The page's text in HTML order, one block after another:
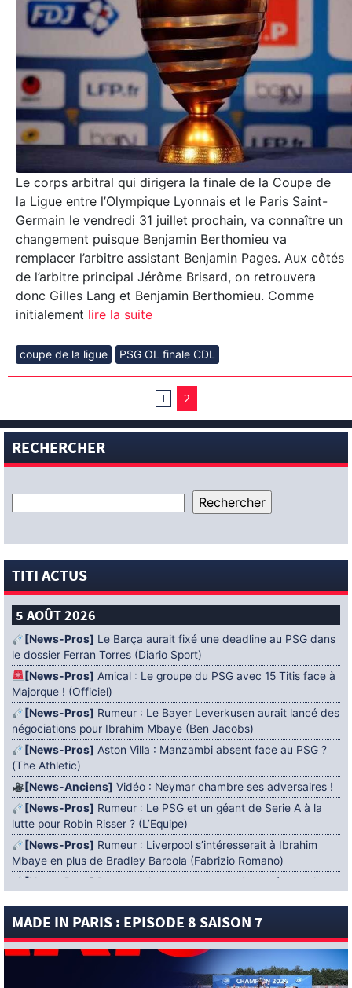
Le corps arbitral qui dirigera la finale de la Coupe de
la Ligue entre l’Olympique Lyonnais et le Paris Saint-
Germain le vendredi 31 juillet prochain, va connaître un
changement puisque Benjamin Berthomieu va
remplacer l’arbitre assistant Benjamin Pages. Aux côtés
de l’arbitre principal Jérôme Brisard, on retrouvera
donc Gilles Lang et Benjamin Berthomieu. Comme
initialement lire la suite
coupe de la ligue PSG OL finale CDL
1 2
RECHERCHER
TITI ACTUS
5 AOÛT 2026
[News-Pros] Le Barça aurait fixé une deadline au PSG dans
le dossier Ferran Torres (Diario Sport)
[News-Pros] Amical : Le groupe du PSG avec 15 Titis face à
Majorque ! (Officiel)
[News-Pros] Rumeur : Le Bayer Leverkusen aurait lancé des
négociations pour Ibrahim Mbaye (Ben Jacobs)
[News-Pros] Aston Villa : Manzambi absent face au PSG ?
(The Athletic)
[News-Anciens] Vidéo : Neymar chambre ses adversaires !
[News-Pros] Rumeur : Le PSG et un géant de Serie A à la
lutte pour Robin Risser ? (L’Equipe)
[News-Pros] Rumeur : Liverpool s’intéresserait à Ibrahim
Mbaye en plus de Bradley Barcola (Fabrizio Romano)
[News-Pros]
Rumeur : Accord contractuel trouvé entre le
[News-Pros]Rumeur : Le PSG aurait lancé un ultimatum
pour boucler le dossier Ferran Torres (Matteo Moretto)
4 AOÛT 2026
Mercato : Khalil Ayari prêté à Dunkerque
MADE IN PARIS : EPISODE 8 SAISON 7